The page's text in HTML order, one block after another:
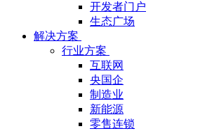
开发者门户
生态广场
解决方案
行业方案
互联网
央国企
制造业
新能源
零售连锁